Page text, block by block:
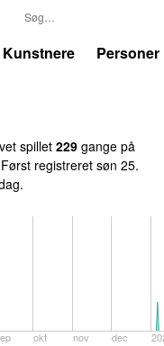
Kunstnere Personer
spillet 229 gange på
registreret søn 25.
okt nov dec